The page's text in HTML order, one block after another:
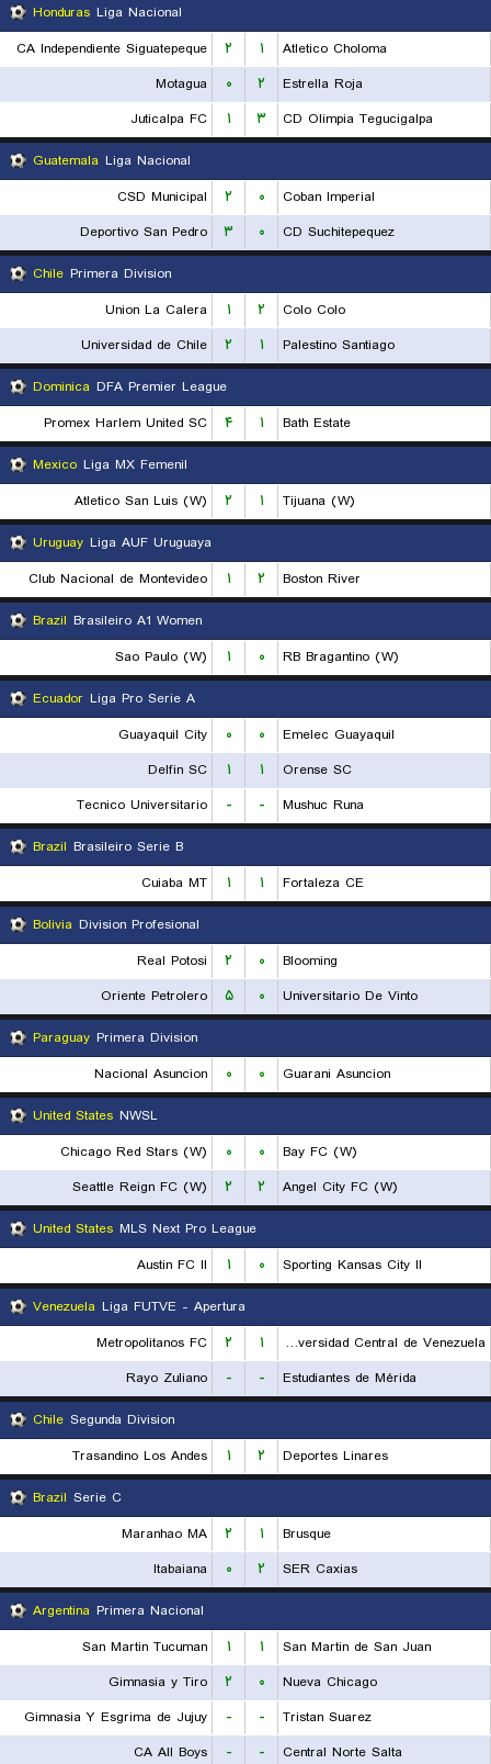
Honduras Liga Nacional
CA Independiente Siguatepeque
۲ ۱
Atletico Choloma
Motagua
۰ ۲
Estrella Roja
Juticalpa FC
۱ ۳
CD Olimpia Tegucigalpa
Guatemala Liga Nacional
CSD Municipal
۲ ۰
Coban Imperial
Deportivo San Pedro
۳ ۰
CD Suchitepequez
Chile Primera Division
Union La Calera
۱ ۲
Colo Colo
Universidad de Chile
۲ ۱
Palestino Santiago
Dominica DFA Premier League
Promex Harlem United SC
۴ ۱
Bath Estate
Mexico Liga MX Femenil
Atletico San Luis (W)
۲ ۱
Tijuana (W)
Uruguay Liga AUF Uruguaya
Club Nacional de Montevideo
۱ ۲
Boston River
Brazil Brasileiro A1 Women
Sao Paulo (W)
۱ ۰
RB Bragantino (W)
Ecuador Liga Pro Serie A
Guayaquil City
۰ ۰
Emelec Guayaquil
Delfin SC
۱ ۱
Orense SC
Tecnico Universitario
- -
Mushuc Runa
Brazil Brasileiro Serie B
Cuiaba MT
۱ ۱
Fortaleza CE
Bolivia Division Profesional
Real Potosi
۲ ۰
Blooming
Oriente Petrolero
۵ ۰
Universitario De Vinto
Paraguay Primera Division
Nacional Asuncion
۰ ۰
Guarani Asuncion
United States NWSL
Chicago Red Stars (W)
۰ ۰
Bay FC (W)
Seattle Reign FC (W)
۲ ۲
Angel City FC (W)
United States MLS Next Pro League
Austin FC II
۱ ۰
Sporting Kansas City II
Venezuela Liga FUTVE - Apertura
Metropolitanos FC
۲ ۱
Universidad Central de Venezuela
Rayo Zuliano
- -
Estudiantes de Mérida
Chile Segunda Division
Trasandino Los Andes
۱ ۲
Deportes Linares
Brazil Serie C
Maranhao MA
۲ ۱
Brusque
Itabaiana
۰ ۲
SER Caxias
Argentina Primera Nacional
San Martin Tucuman
۱ ۱
San Martin de San Juan
Gimnasia y Tiro
۲ ۰
Nueva Chicago
Gimnasia Y Esgrima de Jujuy
- -
Tristan Suarez
CA All Boys
- -
Central Norte Salta